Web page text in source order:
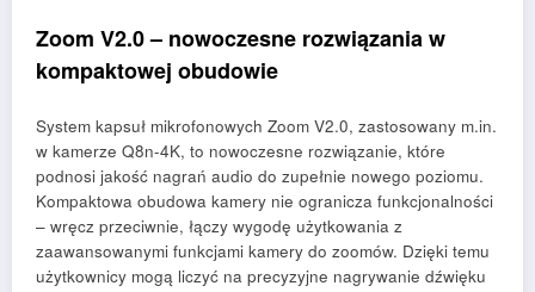
Zoom V2.0 – nowoczesne rozwiązania w
kompaktowej obudowie
System kapsuł mikrofonowych Zoom V2.0, zastosowany m.in.
w kamerze Q8n-4K, to nowoczesne rozwiązanie, które
podnosi jakość nagrań audio do zupełnie nowego poziomu.
Kompaktowa obudowa kamery nie ogranicza funkcjonalności
– wręcz przeciwnie, łączy wygodę użytkowania z
zaawansowanymi funkcjami kamery do zoomów. Dzięki temu
użytkownicy mogą liczyć na precyzyjne nagrywanie dźwięku